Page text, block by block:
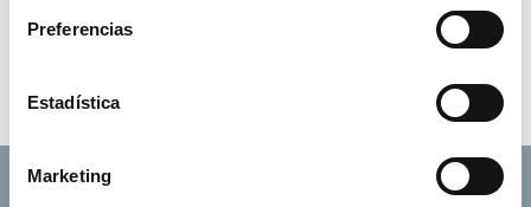
Preferencias
Estadística
Marketing
Contenido de la Web 2.0.